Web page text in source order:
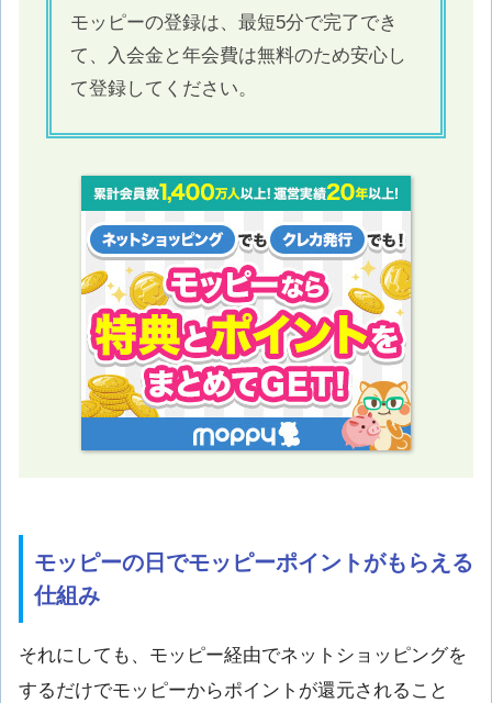
モッピーの登録は、最短5分で完了でき
て、入会金と年会費は無料のため安心し
て登録してください。
モッピーの日でモッピーポイントがもらえる
仕組み
それにしても、モッピー経由でネットショッピングを
するだけでモッピーからポイントが還元されること